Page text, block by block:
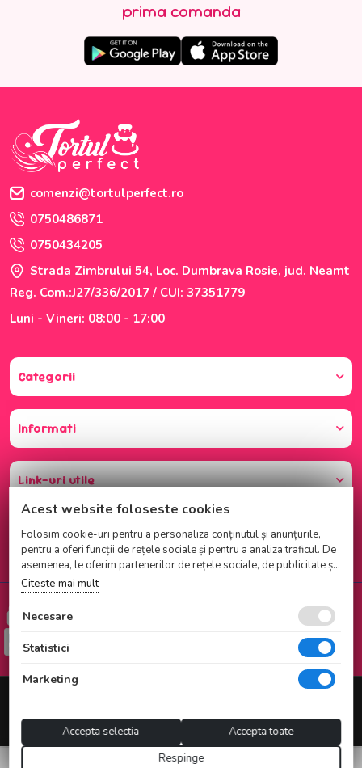
prima comanda
comenzi@tortulperfect.ro
0750486871
0750434205
Strada Zimbrului 54, Loc. Dumbrava Rosie, jud. Neamt
Reg. Com.:J27/336/2017 / CUI: 37351779
Luni - Vineri: 08:00 - 17:00
Categorii
Informati
Link-uri utile
Checkout securizat de Netopia
Magazin online realizat de Webname
Acest website foloseste cookies
Folosim cookie-uri pentru a personaliza conținutul și anunțurile,
pentru a oferi funcții de rețele sociale și pentru a analiza traficul. De
asemenea, le oferim partenerilor de rețele sociale, de publicitate și
de analize informații cu privire la modul în care folosiți site-ul
nostru. Aceștia le pot combina cu alte informații oferite de dvs. sau
culese în urma folosirii serviciilor lor.
Citeste mai mult
Necesare
Statistici
Marketing
Respinge
Accepta selectia Accepta toate